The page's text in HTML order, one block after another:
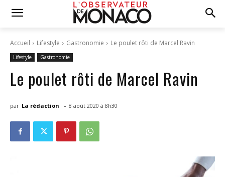
Accueil Lifestyle Gastronomie Le poulet rôti de Marcel Ravin
Lifestyle Gastronomie
Le poulet rôti de Marcel Ravin
par La rédaction - 8 août 2020 à 8h30